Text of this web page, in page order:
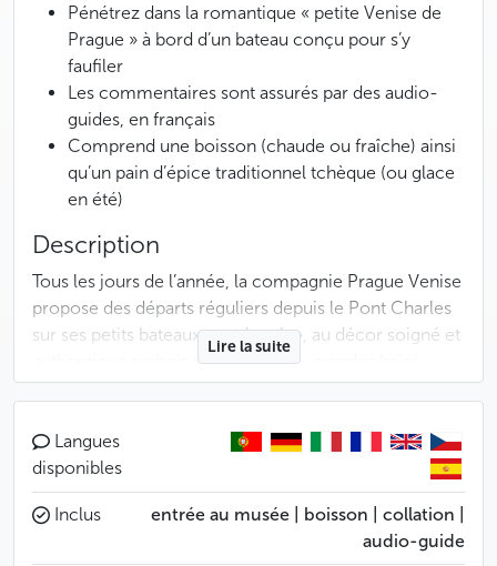
Pénétrez dans la romantique « petite Venise de
Prague » à bord d’un bateau conçu pour s’y
faufiler
Les commentaires sont assurés par des audio-
guides, en français
Comprend une boisson (chaude ou fraîche) ainsi
qu’un pain d’épice traditionnel tchèque (ou glace
en été)
Description
Tous les jours de l’année, la compagnie Prague Venise
propose des départs réguliers depuis le Pont Charles
sur ses petits bateaux « vodouch », au décor soigné et
authentique en bois sombre et aux grandes baies
vitrées ouvertes sur la rivière.
À bord, le capitaine vous accueille avec une boisson
chaude en hiver pour vous réchauffer ou une glace en
été pour vous rafraîchir. Des commentaires, diffusés
par un audio-guide, vous plongeront dans l'histoire de
Prague et ses légendes et seront ponctués
Lire la suite
Langues
disponibles
Inclus
entrée au musée | boisson | collation |
audio-guide